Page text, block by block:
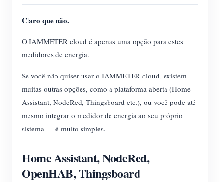
Claro que não.
O IAMMETER cloud é apenas uma opção para estes
medidores de energia.
Se você não quiser usar o IAMMETER-cloud, existem
muitas outras opções, como a plataforma aberta (Home
Assistant, NodeRed, Thingsboard etc.), ou você pode até
mesmo integrar o medidor de energia ao seu próprio
sistema — é muito simples.
Home Assistant, NodeRed,
OpenHAB, Thingsboard